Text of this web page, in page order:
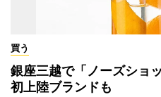
買う
銀座三越で「ノーズショ
初上陸ブランドも